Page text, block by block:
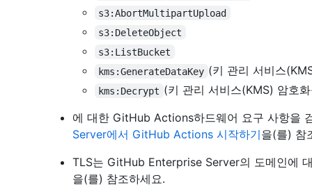
s3:AbortMultipartUpload
s3:DeleteObject
s3:ListBucket
kms:GenerateDataKey (키 관리 서비스
kms:Decrypt (키 관리 서비스(KMS) 암호
에 대한 GitHub Actions하드웨어 요구 사항을
Server에서 GitHub Actions 시작하기을(를) 참
TLS는 GitHub Enterprise Server의 도메인에
을(를) 참조하세요.